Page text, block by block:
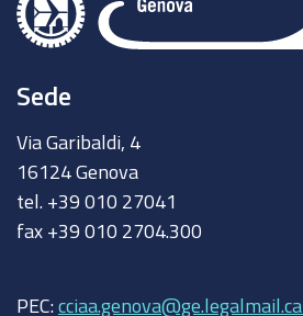
Sede
Via Garibaldi, 4
16124 Genova
tel. +39 010 27041
fax +39 010 2704.300
PEC: